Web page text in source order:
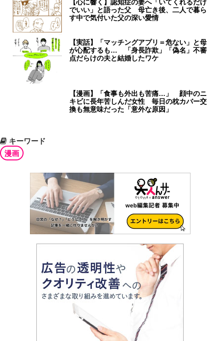
【心に響く】認知症の妻へ「いてくれるだけ
でいい」と語った父 母亡き後、二人で暮ら
す中で気付いた父の深い愛情
【実話】「マッチングアプリ＝危ない」と母
が心配するも… 「身長詐欺」「偽名」不審
点だらけの夫と結婚したワケ
【漫画】「食事も外出も苦痛…」 顔中のニ
キビに長年苦しんだ女性 毎日の枕カバー交
換も無意味だった「意外な原因」
キーワード
漫画